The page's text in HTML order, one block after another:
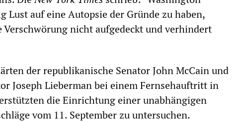
Lust auf eine Autopsie der Gründe zu haben,
Verschwörung nicht aufgedeckt und verhindert
der republikanische Senator John McCain und
Joseph Lieberman bei einem Fernsehauftritt in
die Einrichtung einer unabhängigen
vom 11. September zu untersuchen.